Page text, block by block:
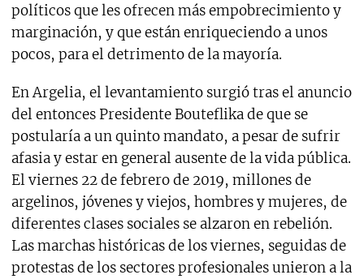
políticos que les ofrecen más empobrecimiento y
marginación, y que están enriqueciendo a unos
pocos, para el detrimento de la mayoría.
En Argelia, el levantamiento surgió tras el anuncio
del entonces Presidente Bouteflika de que se
postularía a un quinto mandato, a pesar de sufrir
afasia y estar en general ausente de la vida pública.
El viernes 22 de febrero de 2019, millones de
argelinos, jóvenes y viejos, hombres y mujeres, de
diferentes clases sociales se alzaron en rebelión.
Las marchas históricas de los viernes, seguidas de
protestas de los sectores profesionales unieron a la